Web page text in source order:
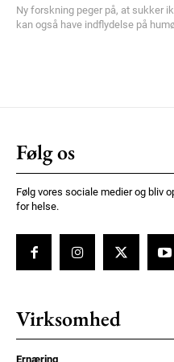
Ny forskning peger på, at sukker
kan også have indflydelse på
Følg os
Følg vores sociale medier og bliv
for helse.
Virksomhed
Ernæring